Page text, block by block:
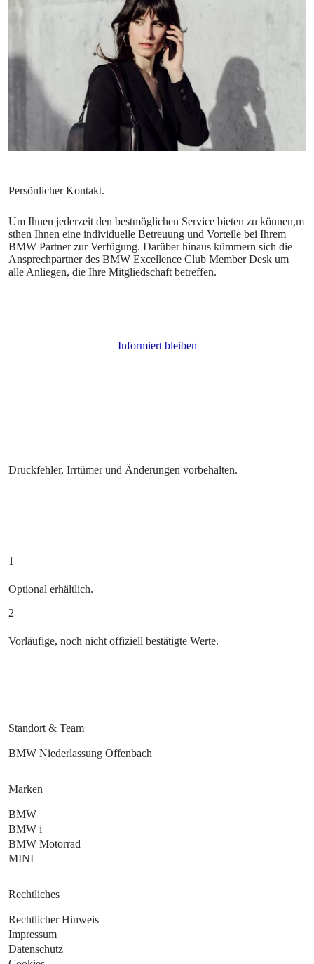
Um Ihnen jederzeit den bestmöglichen Service bieten zu können,m
sthen Ihnen eine individuelle Betreuung und Vorteile bei Ihrem
BMW Partner zur Verfügung. Darüber hinaus kümmern sich die
Ansprechpartner des BMW Excellence Club Member Desk um
alle Anliegen, die Ihre Mitgliedschaft betreffen.
Druckfehler, Irrtümer und Änderungen vorbehalten.
1
Optional erhältlich.
2
Vorläufige, noch nicht offiziell bestätigte Werte.